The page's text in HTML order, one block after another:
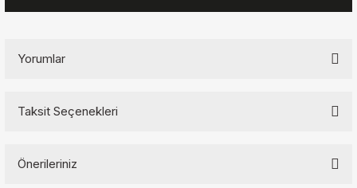
Yorumlar
Taksit Seçenekleri
Önerileriniz